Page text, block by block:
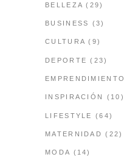
BELLEZA (29)
BUSINESS (3)
CULTURA (9)
DEPORTE (23)
EMPRENDIMIENTO
INSPIRACIÓN (10)
LIFESTYLE (64)
MATERNIDAD (22)
MODA (14)